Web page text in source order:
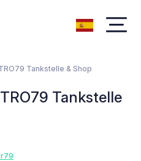
Tankstelle & Shop
Tankstelle